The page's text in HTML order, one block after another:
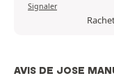
Signaler
AVIS DE JOSE